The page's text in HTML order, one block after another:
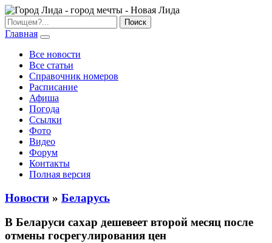
Главная
Все новости
Все статьи
Справочник номеров
Расписание
Афиша
Погода
Ссылки
Фото
Видео
Форум
Контакты
Полная версия
Новости » Беларусь
В Беларуси сахар дешевеет второй месяц после
отмены госрегулирования цен